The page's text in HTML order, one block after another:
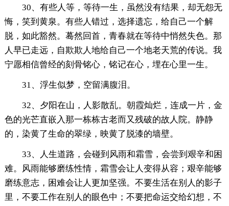
30、有些人等，等待一生，虽然没有结果，却无怨无
悔，笑到黄泉。有些人错过，选择遗忘，给自己一个解
脱，如此豁然。蓦然回首，青春就在等待中悄然失色。那
人早已走远，自欺欺人地给自己一个地老天荒的传说。我
宁愿相信曾经的刻骨铭心，铭记在心，埋在心里一生。
31、浮生似梦，空留满腹泪。
32、夕阳在山，人影散乱。朝霞灿烂，连成一片，金
色的光芒直嵌入那一栋栋古老而又残破的故人院。静静
的，染黄了生命的翠绿，映黄了脱漆的墙壁。
33、人生道路，会碰到风雨和霜雪，会尝到艰辛和困
难。风雨能够磨练性情，霜雪会让人变得从容；艰辛能够
磨练意志，困难会让人更加坚强。不要生活在别人的影子
里，不要工作在别人的眼色中；不要把命运交给幻想，不